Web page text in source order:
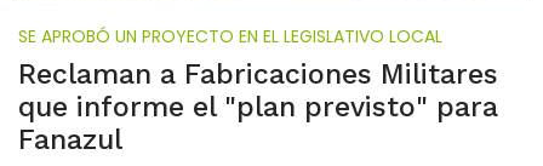
SE APROBÓ UN PROYECTO EN EL LEGISLATIVO LOCAL
Reclaman a Fabricaciones Militares
que informe el "plan previsto" para
Fanazul